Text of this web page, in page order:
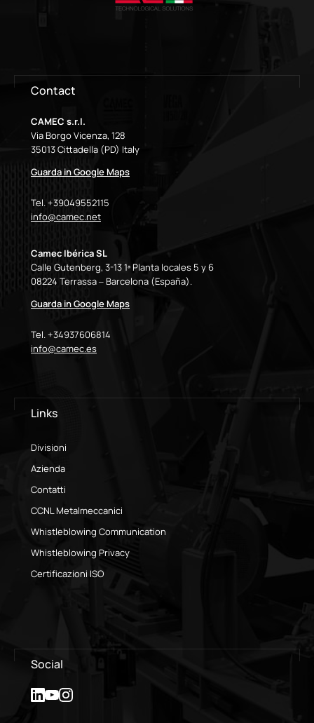
Contact
CAMEC s.r.l.
Via Borgo Vicenza, 128
35013 Cittadella (PD) Italy
Guarda in Google Maps
Tel. +39049552115
info@camec.net
Camec Ibérica SL
Calle Gutenberg, 3-13 1ª Planta locales 5 y 6
08224 Terrassa – Barcelona (España).
Guarda in Google Maps
Tel. +34937606814
info@camec.es
Links
Divisioni
Azienda
Contatti
CCNL Metalmeccanici
Whistleblowing Communication
Whistleblowing Privacy
Certificazioni ISO
Social